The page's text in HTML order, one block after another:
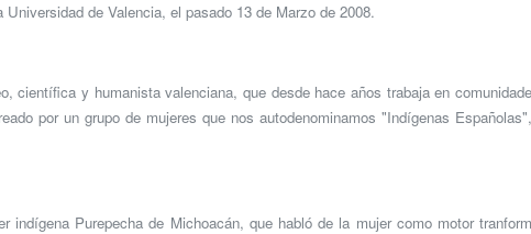
de Valencia, el pasado 13 de Marzo de 2008.
científica y humanista valenciana, que desde hace años trabaja en
por un grupo de mujeres que nos autodenominamos "Indígenas
indígena Purepecha de Michoacán, que habló de la mujer como motor